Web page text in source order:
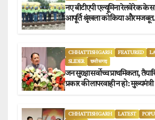
नए बीटीएपी एल्यूमिना रेलवे रेक के
आपूर्ति श्रृंखला को किया और मजबूत.
CHHATTISHGARH FEATURED
SLIDER
छत्तीसगढ़
जन सुरक्षा सर्वोच्च प्राथमिकता,
प्रकार की लापरवाही न हो :
CHHATTISHGARH LATEST